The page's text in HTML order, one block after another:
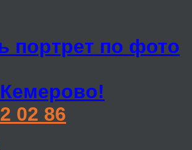
портрет по фото
02 86